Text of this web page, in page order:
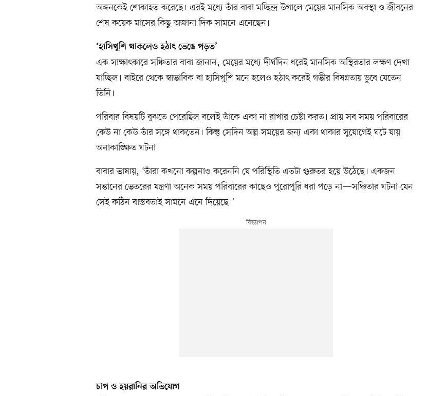
অঙ্গনকেই শোকাহত করেছে। এরই মধ্যে তাঁর বাবা মচ্ছিন্দ্র উগালে মেয়ের মানসিক অবস্থা ও জীবনের
শেষ কয়েক মাসের কিছু অজানা দিক সামনে এনেছেন।
‘হাসিখুশি থাকলেও হঠাৎ ভেঙে পড়ত’
এক সাক্ষাৎকারে সঞ্চিতার বাবা জানান, মেয়ের মধ্যে দীর্ঘদিন ধরেই মানসিক অস্থিরতার লক্ষণ দেখা
যাচ্ছিল। বাইরে থেকে স্বাভাবিক বা হাসিখুশি মনে হলেও হঠাৎ করেই গভীর বিষণ্নতায় ডুবে যেতেন
তিনি।
পরিবার বিষয়টি বুঝতে পেরেছিল বলেই তাঁকে একা না রাখার চেষ্টা করত। প্রায় সব সময় পরিবারের
কেউ না কেউ তাঁর সঙ্গে থাকতেন। কিন্তু সেদিন অল্প সময়ের জন্য একা থাকার সুযোগেই ঘটে যায়
অনাকাঙ্ক্ষিত ঘটনা।
বাবার ভাষায়, ‘তাঁরা কখনো কল্পনাও করেননি যে পরিস্থিতি এতটা গুরুতর হয়ে উঠেছে। একজন
সন্তানের ভেতরের যন্ত্রণা অনেক সময় পরিবারের কাছেও পুরোপুরি ধরা পড়ে না—সঞ্চিতার ঘটনা যেন
সেই কঠিন বাস্তবতাই সামনে এনে দিয়েছে।’
চাপ ও হয়রানির অভিযোগ